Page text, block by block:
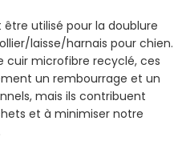
utilisé pour la doublure
laisse/harnais pour chien.
cuir microfibre recyclé, ces
un rembourrage et un
mais ils contribuent
et à minimiser notre